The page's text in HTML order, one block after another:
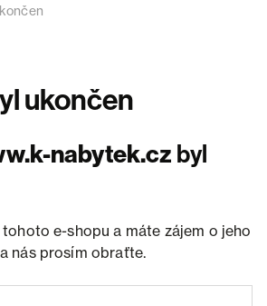
ukončen
nabytek.cz byl
e-shopu a máte zájem o jeho
nás prosím obraťte.